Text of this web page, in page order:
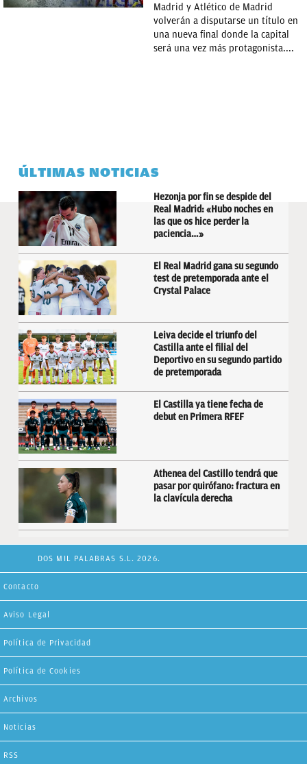
Madrid y Atlético de Madrid
volverán a disputarse un título en
una nueva final donde la capital
será una vez más protagonista....
ÚLTIMAS NOTICIAS
Hezonja por fin se despide del
Real Madrid: «Hubo noches en
las que os hice perder la
paciencia…»
El Real Madrid gana su segundo
test de pretemporada ante el
Crystal Palace
Leiva decide el triunfo del
Castilla ante el filial del
Deportivo en su segundo partido
de pretemporada
El Castilla ya tiene fecha de
debut en Primera RFEF
Athenea del Castillo tendrá que
pasar por quirófano: fractura en
la clavícula derecha
DOS MIL PALABRAS S.L. 2026.
Contacto
Aviso Legal
Política de Privacidad
Política de Cookies
Archivos
Noticias
RSS